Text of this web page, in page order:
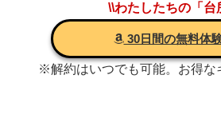
\\わたしたちの「台
30日間の無料体
※解約はいつでも可能。お得な